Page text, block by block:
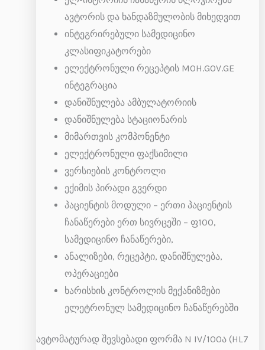
ავტორის და ხანდაზმულობის მიხედვით
ინტეგრირებული სამედიცინო
კლასიფიკატორები
ელექტრონული რეცეპტის MOH.GOV.GE
ინტეგრაცია
დანიშნულება ამბულატორიის
დანიშნულება სტაციონარის
მიმართვის კომპონენტი
ელექტრონული ფაქსიმილი
ვერსიების კონტროლი
ექიმის პირადი გვერდი
პაციენტის მოდული – ერთი პაციენტის
ჩანაწერები ერთ სივრცეში – ფ100,
სამედიცინო ჩანაწერები,
ანალიზები, რეცეპტი, დანიშნულება,
ოპერაციები
ხარისხის კონტროლის მექანიზმები
ელეტრონულ სამედიცინო ჩანაწერებში
ავტომატურად შევსებადი ფორმა N IV/100ა (HL7